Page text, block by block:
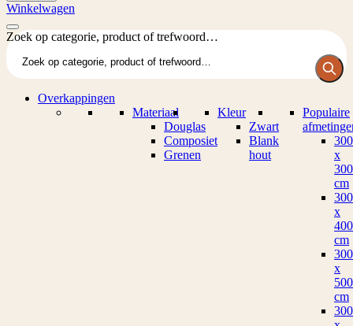
Winkelwagen
Zoek op categorie, product of trefwoord…
Overkappingen
Materiaal
Douglas
Composiet
Grenen
Kleur
Zwart
Blank
hout
Populaire
300
x
300
cm
300
x
400
cm
300
x
500
cm
300